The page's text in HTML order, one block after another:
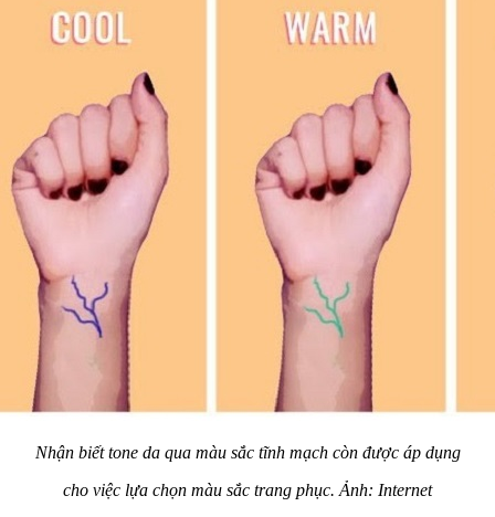
Nhận biết tone da qua màu sắc tĩnh mạch còn được áp dụng
cho việc lựa chọn màu sắc trang phục. Ảnh: Internet